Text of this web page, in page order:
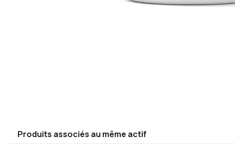
Produits associés au même actif